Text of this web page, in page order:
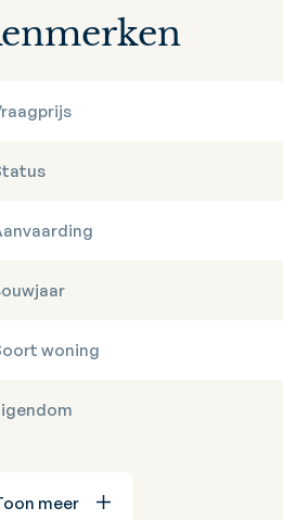
woning
meer